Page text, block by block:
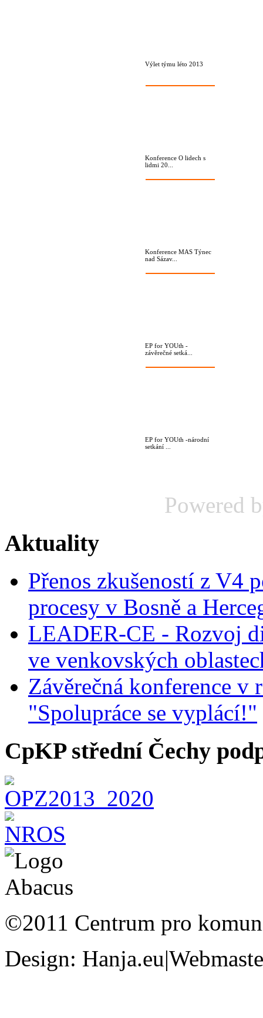
Výlet týmu léto 2013
Konference O lidech s
lidmi 20...
Konference MAS Týnec
nad Sázav...
EP for YOUth -
závěrečné setká...
EP for YOUth -národní
setkání ...
Powered
Aktuality
Přenos zkušeností z V4
procesy v Bosně a
LEADER-CE - Rozvoj
ve venkovských
Závěrečná konference v
"Spolupráce se vyplácí!"
CpKP střední Čechy
©2011 Centrum pro
Design: